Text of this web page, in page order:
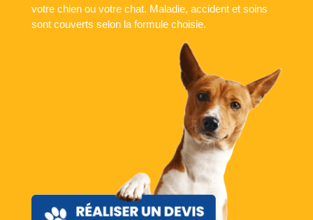
votre chien ou votre chat. Maladie, accident et soins
sont couverts selon la formule choisie.